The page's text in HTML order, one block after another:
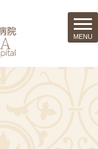
t
o
g
e
v
i
MENU